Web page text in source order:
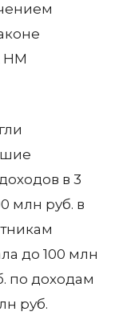
НМ
в 3
млн руб. в
до 100 млн
по доходам
руб.